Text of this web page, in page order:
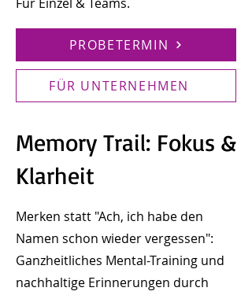
PROBETERMIN
FÜR UNTERNEHMEN
Memory Trail: Fokus &
Klarheit
Merken statt "Ach, ich habe den
Namen schon wieder vergessen":
Ganzheitliches Mental-Training und
nachhaltige Erinnerungen durch